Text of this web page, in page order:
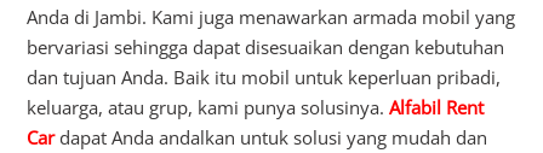
Anda di Jambi. Kami juga menawarkan armada mobil yang
bervariasi sehingga dapat disesuaikan dengan kebutuhan
dan tujuan Anda. Baik itu mobil untuk keperluan pribadi,
keluarga, atau grup, kami punya solusinya.Alfabil Rent
Cardapat Anda andalkan untuk solusi yang mudah dan